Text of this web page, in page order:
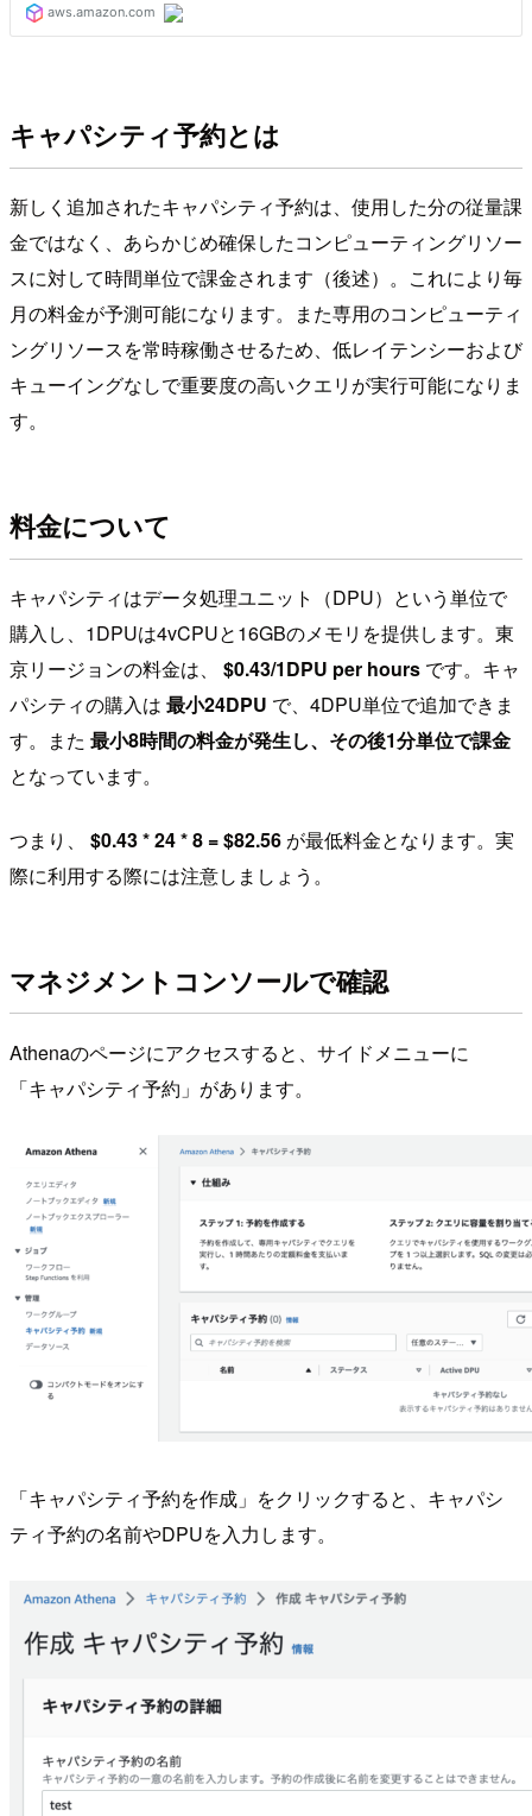
キャパシティ予約とは
新しく追加されたキャパシティ予約は、使用した分の従量課
金ではなく、あらかじめ確保したコンピューティングリソー
スに対して時間単位で課金されます（後述）。これにより毎
月の料金が予測可能になります。また専用のコンピューティ
ングリソースを常時稼働させるため、低レイテンシーおよび
キューイングなしで重要度の高いクエリが実行可能になりま
す。
料金について
キャパシティはデータ処理ユニット（DPU）という単位で
購入し、1DPUは4vCPUと16GBのメモリを提供します。東
京リージョンの料金は、 $0.43/1DPU per hours です。キャ
パシティの購入は 最小24DPU で、4DPU単位で追加できま
す。また 最小8時間の料金が発生し、その後1分単位で課金
となっています。
つまり、 $0.43 * 24 * 8 = $82.56 が最低料金となります。実
際に利用する際には注意しましょう。
マネジメントコンソールで確認
Athenaのページにアクセスすると、サイドメニューに
「キャパシティ予約」があります。
「キャパシティ予約を作成」をクリックすると、キャパシ
ティ予約の名前やDPUを入力します。